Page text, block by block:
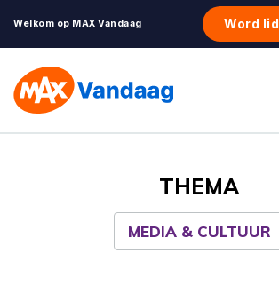
Welkom op MAX Vandaag Word lid
THEMA
MEDIA & CULTUUR